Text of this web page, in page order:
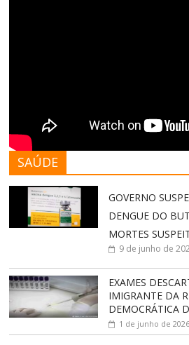
SAÚDE
GOVERNO
DENGUE DO
MORTES
9 de junho de
EXAMES
IMIGRANTE DA
DEMOCRÁTICA
1 de junho de 2026